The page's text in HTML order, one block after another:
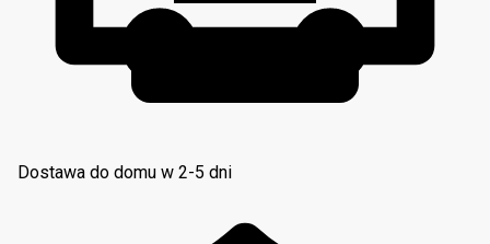
Dostawa do domu w 2-5 dni